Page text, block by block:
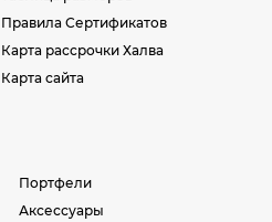
Правила Сертификатов
Карта рассрочки Халва
Карта сайта
Портфели
Аксессуары